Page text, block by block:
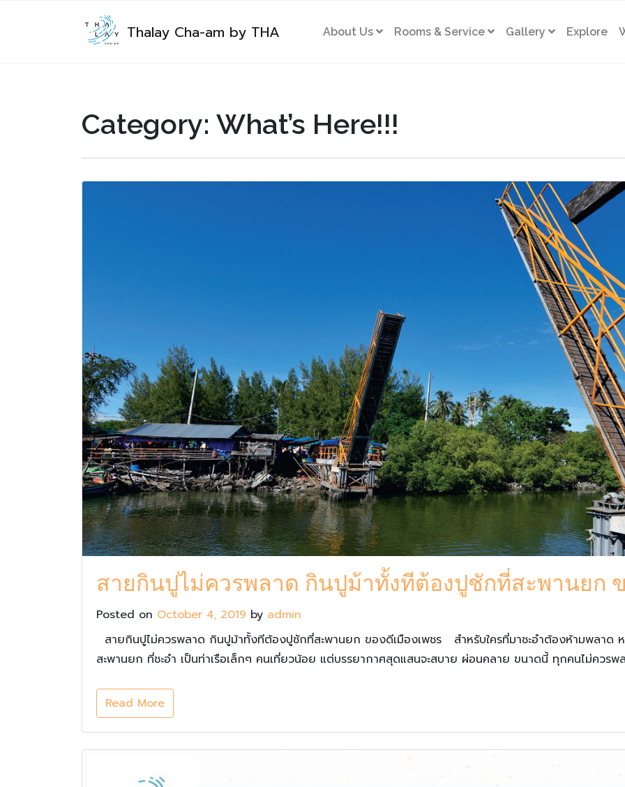
Thalay Cha-am by THA About Us Rooms & Service Gallery Explore
Category: What’s Here!!!
สายกินปูไม่ควรพลาด กินปูม้าทั้งทีต้องปูชักที่สะพานยก ข
Posted on October 4, 2019 by admin
สายกินปูไม่ควรพลาด กินปูม้าทั้งทีต้องปูชักที่สะพานยก ของดีเมืองเพชร สำหรับใครที่มาชะอำต้องห้ามพลาด
สะพานยก ที่ชะอำ เป็นท่าเรือเล็กๆ คนเที่ยวน้อย แต่บรรยากาศสุดแสนจะสบาย ผ่อนคลาย ขนาดนี้ ทุกคนไม่ควรพ
Read More